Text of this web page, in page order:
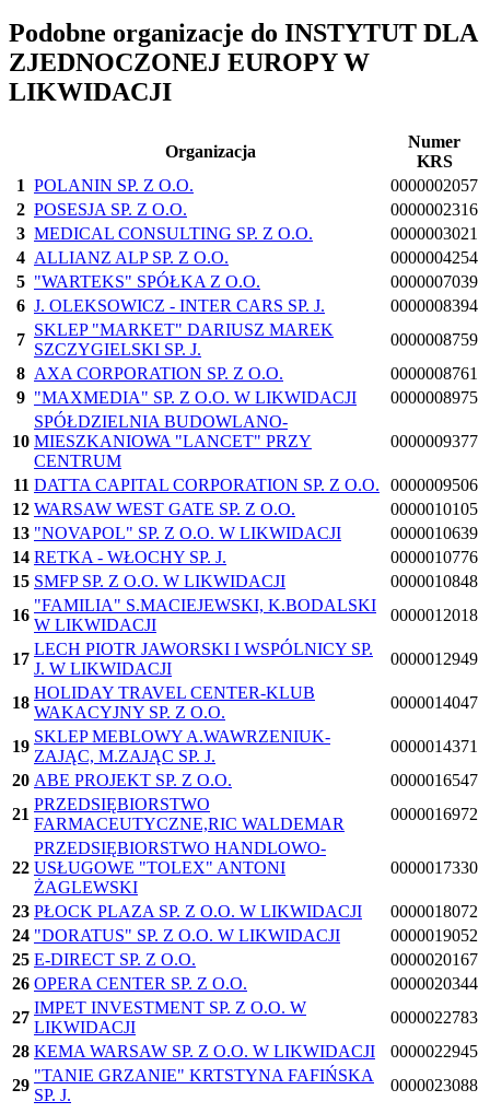
Podobne organizacje do INSTYTUT DLA
ZJEDNOCZONEJ EUROPY W
LIKWIDACJI
Organizacja
Numer
KRS
1 POLANIN SP. Z O.O.
0000002057
2 POSESJA SP. Z O.O.
0000002316
3 MEDICAL CONSULTING SP. Z O.O.
0000003021
4 ALLIANZ ALP SP. Z O.O.
0000004254
5 "WARTEKS" SPÓŁKA Z O.O.
0000007039
6 J. OLEKSOWICZ - INTER CARS SP. J.
0000008394
7
SKLEP "MARKET" DARIUSZ MAREK
SZCZYGIELSKI SP. J.
0000008759
8 AXA CORPORATION SP. Z O.O.
0000008761
9 "MAXMEDIA" SP. Z O.O. W LIKWIDACJI 0000008975
10
SPÓŁDZIELNIA BUDOWLANO-
MIESZKANIOWA "LANCET" PRZY
CENTRUM
0000009377
11 DATTA CAPITAL CORPORATION SP. Z O.O.
0000009506
12 WARSAW WEST GATE SP. Z O.O.
0000010105
13 "NOVAPOL" SP. Z O.O. W LIKWIDACJI
0000010639
14 RETKA - WŁOCHY SP. J.
0000010776
15 SMFP SP. Z O.O. W LIKWIDACJI
0000010848
16
"FAMILIA" S.MACIEJEWSKI, K.BODALSKI
W LIKWIDACJI
0000012018
17
LECH PIOTR JAWORSKI I WSPÓLNICY SP.
J. W LIKWIDACJI
0000012949
18
HOLIDAY TRAVEL CENTER-KLUB
WAKACYJNY SP. Z O.O.
0000014047
19
SKLEP MEBLOWY A.WAWRZENIUK-
ZAJĄC, M.ZAJĄC SP. J.
0000014371
20 ABE PROJEKT SP. Z O.O.
0000016547
21
PRZEDSIĘBIORSTWO
FARMACEUTYCZNE,RIC WALDEMAR
0000016972
22
PRZEDSIĘBIORSTWO HANDLOWO-
USŁUGOWE "TOLEX" ANTONI
ŻAGLEWSKI
0000017330
23 PŁOCK PLAZA SP. Z O.O. W LIKWIDACJI
0000018072
24 "DORATUS" SP. Z O.O. W LIKWIDACJI
0000019052
25 E-DIRECT SP. Z O.O.
0000020167
26 OPERA CENTER SP. Z O.O.
0000020344
27
IMPET INVESTMENT SP. Z O.O. W
LIKWIDACJI
0000022783
28 KEMA WARSAW SP. Z O.O. W LIKWIDACJI
0000022945
29
"TANIE GRZANIE" KRTSTYNA FAFIŃSKA
SP. J.
0000023088